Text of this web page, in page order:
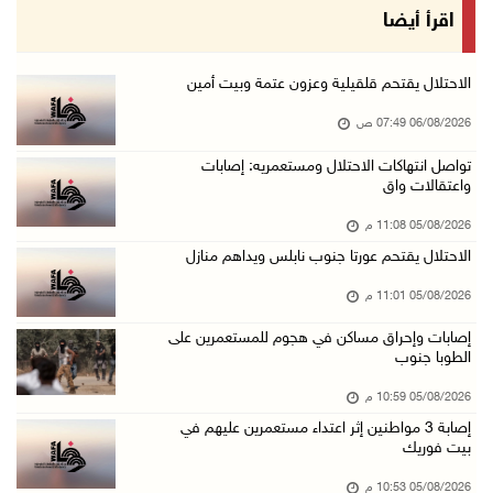
الرئيس يقلد قامات وطنية ومؤسسين في "اتحاد الك ...
قوات الاحتلال تنصب حاجزا عسكريا شرق بيت لحم
05/آب/2026 08:13 م
05/آب/2026 08:05 م
باسم الرئيس: وزير الداخلية يمنح العميد جيسون ...
05/آب/2026 07:50 م
الاحتلال يقتحم كفر مالك ودير جرير ومستعمرون ي ...
"التربية" تخرج الفوج الأول من مدربي المعلمين ...
05/آب/2026 06:44 م
عبد السلام السيد يفوز بترشيح الديمقراطيين لمج ...
اقرأ أيضا
الاحتلال يقتحم قلقيلية وعزون عتمة وبيت أمين
06/08/2026 07:49 ص
تواصل انتهاكات الاحتلال ومستعمريه: إصابات
واعتقالات واق
05/08/2026 11:08 م
الاحتلال يقتحم عورتا جنوب نابلس ويداهم منازل
05/08/2026 11:01 م
إصابات وإحراق مساكن في هجوم للمستعمرين على
الطوبا جنوب
05/08/2026 10:59 م
إصابة 3 مواطنين إثر اعتداء مستعمرين عليهم في
بيت فوريك
05/08/2026 10:53 م